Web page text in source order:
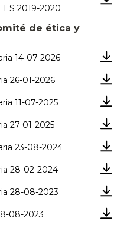
2019-2020
de ética y
14-07-2026
26-01-2026
11-07-2025
27-01-2025
23-08-2024
28-02-2024
28-08-2023
08-2023